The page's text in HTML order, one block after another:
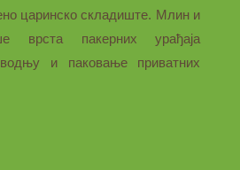
царинско складиште. Млин и
врста пакерних урађаја
и паковање приватних